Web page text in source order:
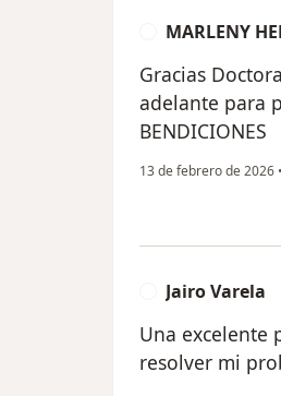
MARLENY
Gracias
adelante para
BENDICIONES
13 de febrero de 2026 •
Jairo Varela
Una excelente
resolver mi